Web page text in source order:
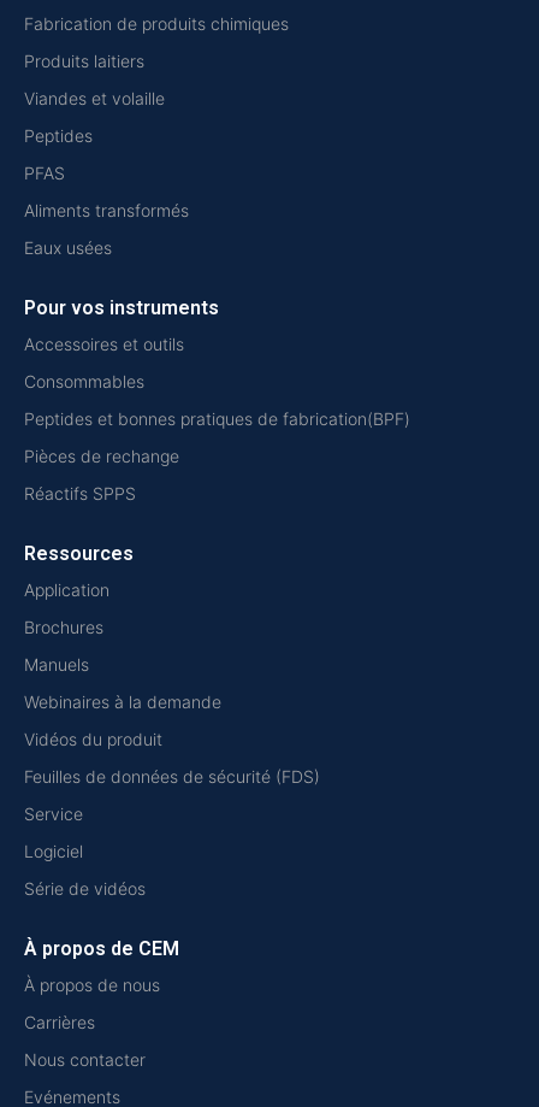
Fabrication de produits chimiques
Produits laitiers
Viandes et volaille
Peptides
PFAS
Aliments transformés
Eaux usées
Pour vos instruments
Accessoires et outils
Consommables
Peptides et bonnes pratiques de fabrication(BPF)
Pièces de rechange
Réactifs SPPS
Ressources
Application
Brochures
Manuels
Webinaires à la demande
Vidéos du produit
Feuilles de données de sécurité (FDS)
Service
Logiciel
Série de vidéos
À propos de CEM
À propos de nous
Carrières
Nous contacter
Evénements